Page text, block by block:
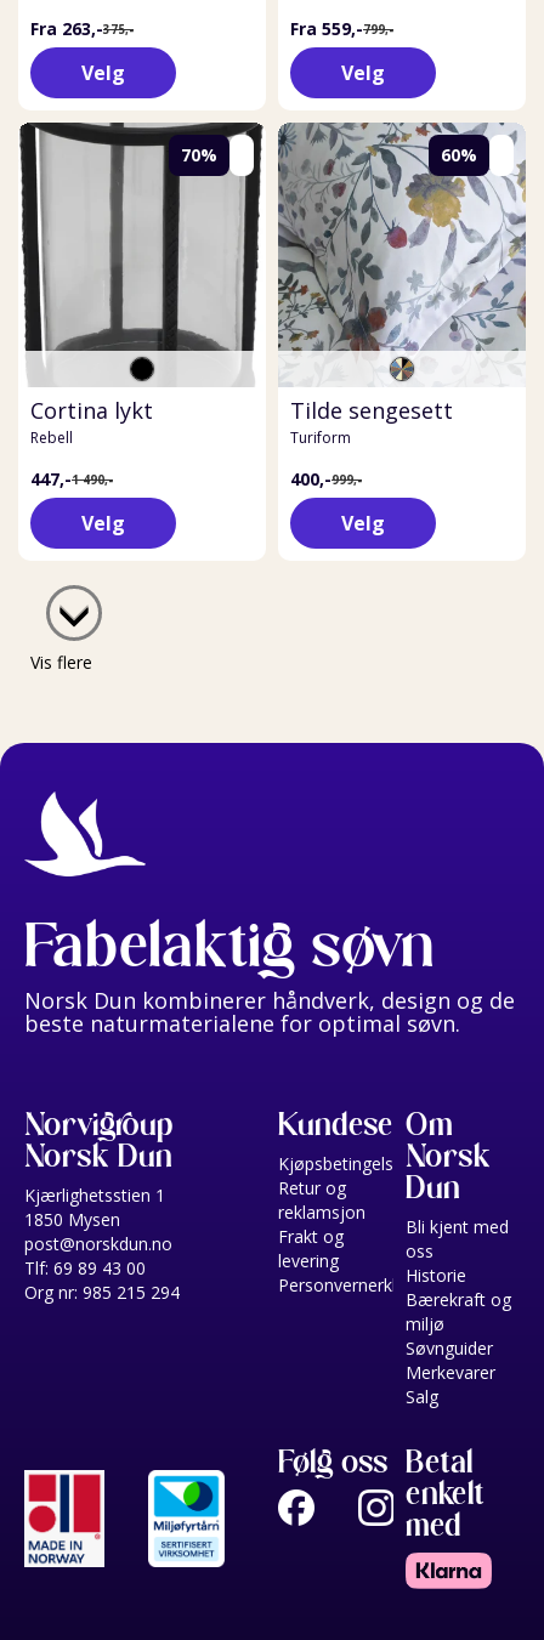
Fra 263,-375,-
Velg
Fra 559,-799,-
Velg
70%
Cortina lykt
Rebell
447,-1 490,-
Velg
60%
Tilde sengesett
Turiform
400,-999,-
Velg
Vis flere
Fabelaktig søvn
Norsk Dun kombinerer håndverk, design og de
beste naturmaterialene for optimal søvn.
Norvigroup
Norsk Dun
Kjærlighetsstien 1
1850 Mysen
post@norskdun.no
Tlf: 69 89 43 00
Org nr: 985 215 294
Kundeservice
Kjøpsbetingelser
Retur og
reklamsjon
Frakt og
levering
Personvernerklæring
Om
Norsk
Dun
Bli kjent med
oss
Historie
Bærekraft og
miljø
Søvnguider
Merkevarer
Salg
Følg oss Betal
enkelt
med